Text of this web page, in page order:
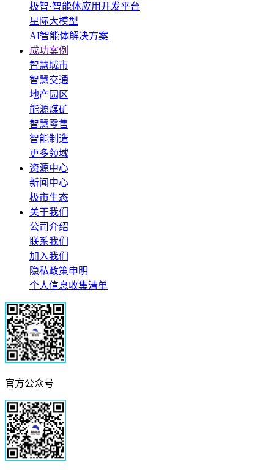
极智·智能体应用开发平台
星际大模型
AI智能体解决方案
成功案例
智慧城市
智慧交通
地产园区
能源煤矿
智慧零售
智能制造
更多领域
资源中心
新闻中心
极市生态
关于我们
公司介绍
联系我们
加入我们
隐私政策申明
个人信息收集清单
官方公众号